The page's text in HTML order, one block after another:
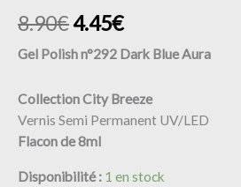
8.90€4.45€
Gel Polish n°292 Dark Blue Aura
Collection City Breeze
Vernis Semi Permanent UV/LED
Flacon de 8ml
Disponibilité : 1 en stock